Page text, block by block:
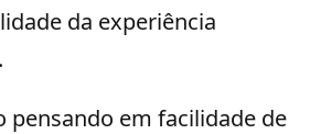
da experiência
pensando em facilidade de